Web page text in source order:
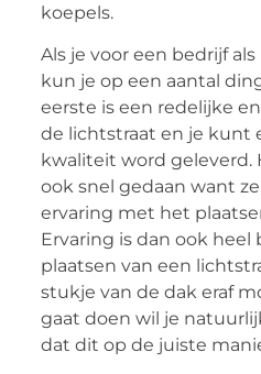
koepels.
Als je voor een bedrijf
kun je op een aantal
eerste is een redelijke
de lichtstraat en je kunt
kwaliteit word
ook snel gedaan want
ervaring met het
Ervaring is dan ook
plaatsen van een
stukje van de dak eraf
gaat doen wil je
dat dit op de juiste